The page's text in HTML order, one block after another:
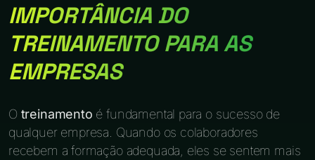
IMPORTÂNCIA DO
TREINAMENTO PARA AS
EMPRESAS
O treinamento é fundamental para o sucesso de
qualquer empresa. Quando os colaboradores
recebem a formação adequada, eles se sentem mais